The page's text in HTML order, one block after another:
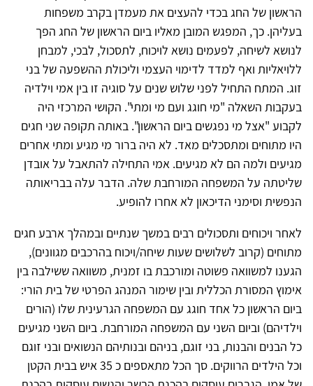
הראשון של החג בכדי להעצים את מעמדן בקרב משפחות
בעליהן. כך, המפגש המובן מאליו ביום הראשון של החג הפך
לנושא לשיחה, לפעמים נושא לויכוח, לתסכול, לבכי, למבחן
ללויאליות ואף למדד לדימוי העצמי וליכולת ההשפעה של בני
זוג. המתח התחיל לפני שלוש שנים על סוגיה זו בין אמי וילדיה
בעקבות השאלה "מי חוגג ועם מי ומתי". הקושי המרכזי היה
לקבוע "אצל מי נפגשים ביום הראשון". באותה תקופה שני חגים
היו מתוחים ומתסכלים מאד. לא היה ברור מי מגיע ומתי אחרים
מגיעים ולמה הם לא מגיעים. אמי התחילה להתאבל על אובדן
שליטתה על המשפחה המורחבת שלה. הדבר עלה בבריאותה
הנפשית וסימני הדיכאון לא אחרו להופיע.
לאחר ויכוחים ותסכולים רבים במשך שנתיים ובמהלך ארבע חגים
מתוחים (קרוב לשלושים שעות שיחה/ויכוח בהרכבים מגוונים),
הגענו למשוואה פשוטה ומורכבת בו זמנית, משוואה ששילבה בין
אימוץ המסורת הכללית ובין שימור המנהג הפרטי של בית הורי:
ביום הראשון כל אחד חוגג עם המשפחה הגרעינית שלו (הורים
וילדיהם) וביום השני עם המשפחה המורחבת. ביום השני מגיעים
כל הבנים והבנות, בני זוגם, בניהם ובנותיהם הנשואים ובני זוגם
וכל הילדים הרווקים. סך הכל מתאספים כ 35 איש בבית הקטן